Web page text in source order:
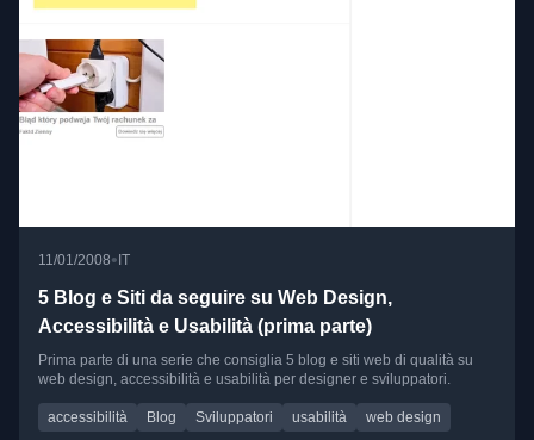
11/01/2008•IT
5 Blog e Siti da seguire su Web Design,
Accessibilità e Usabilità (prima parte)
Prima parte di una serie che consiglia 5 blog e siti web di qualità su
web design, accessibilità e usabilità per designer e sviluppatori.
accessibilità Blog Sviluppatori usabilità web design